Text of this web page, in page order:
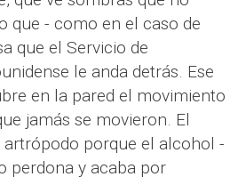
que - como en el caso de
que el Servicio de
le anda detrás. Ese
en la pared el movimiento
jamás se movieron. El
artrópodo porque el alcohol -
perdona y acaba por